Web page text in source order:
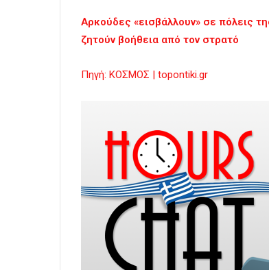
Αρκούδες «εισβάλλουν» σε πόλεις
ζητούν βοήθεια από τον στρατό
Πηγή: ΚΟΣΜΟΣ | topontiki.gr